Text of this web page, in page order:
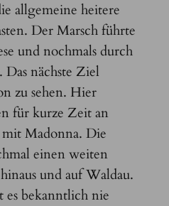
allgemeine heitere
Der Marsch führte
und nochmals durch
nächste Ziel
zu sehen. Hier
für kurze Zeit an
Madonna. Die
einen weiten
und auf Waldau.
bekanntlich nie